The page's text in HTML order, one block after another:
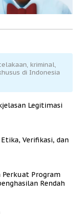
kriminal,
di Indonesia
Legitimasi
Verifikasi, dan
Program
Rendah